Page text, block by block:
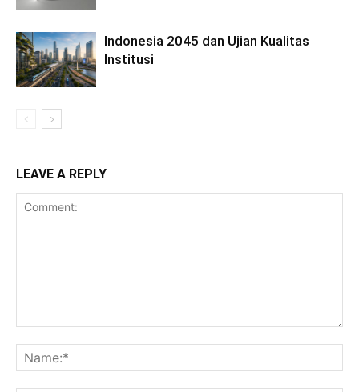
Indonesia 2045 dan Ujian Kualitas
Institusi
LEAVE A REPLY